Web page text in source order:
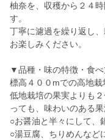
柚奈を、収穫から２４
す。
丁寧に濾過を繰り返し
お楽しみください。
▼品種・味の特徴・食
標高４００mでの高地栽
低地栽培の果実よりも
っても、味わいのある果
○お醤油と半々にして、
○湯豆腐、ちりめんなど